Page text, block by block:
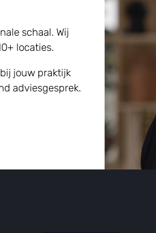
schaal. Wij
locaties.
jouw praktijk
adviesgesprek.